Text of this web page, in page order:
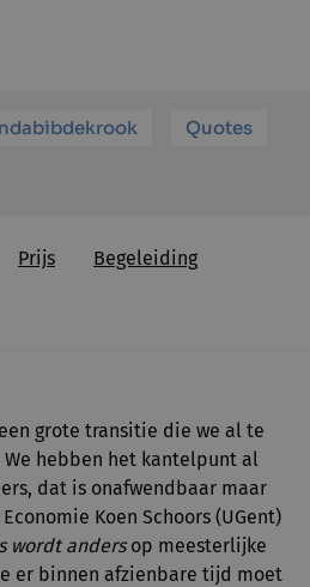
Quotes
Prijs Begeleiding
grote transitie die we al te
hebben het kantelpunt al
dat is onafwendbaar maar
Koen Schoors (UGent)
wordt andersop meesterlijke
er binnen afzienbare tijd moet